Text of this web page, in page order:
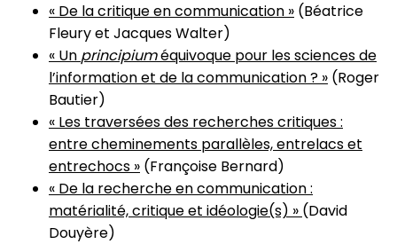
« De la critique en communication » (Béatrice
Fleury et Jacques Walter)
« Un principiuméquivoque pour les sciences de
l’information et de la communication ? » (Roger
Bautier)
« Les traversées des recherches critiques :
entre cheminements parallèles, entrelacs et
entrechocs » (Françoise Bernard)
« De la recherche en communication :
matérialité, critique et idéologie(s) » (David
Douyère)